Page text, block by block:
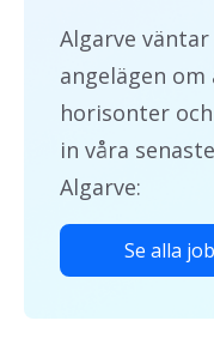
Algarve
angelägen
horisonter
in våra
Algarve:
Se alla